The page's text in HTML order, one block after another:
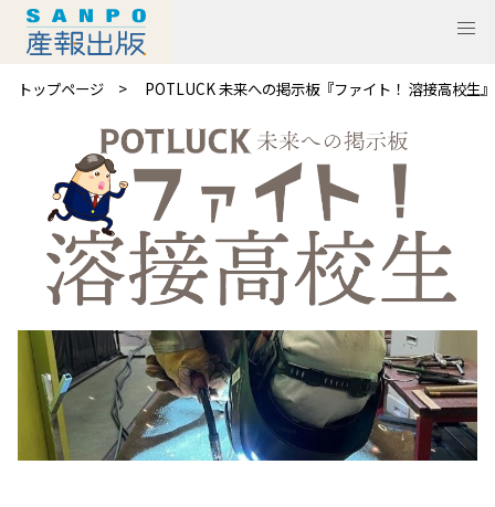
トップページ POTLUCK 未来への掲示板『ファイト！ 溶接高校生